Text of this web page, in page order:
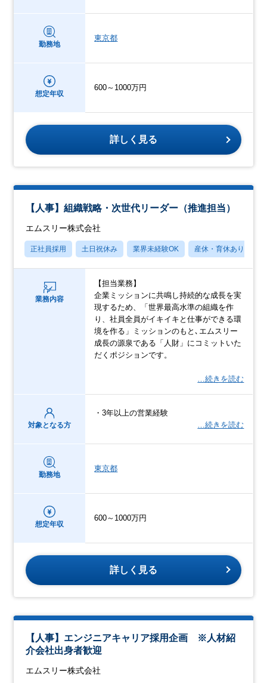
勤務地
東京都
想定年収
600～1000万円
詳しく見る
【人事】組織戦略・次世代リーダー（推進担当）
エムスリー株式会社
正社員採用 土日祝休み 業界未経験OK 産休・育休あり
業務内容
【担当業務】
企業ミッションに共鳴し持続的な成長を実
現するため、「世界最高水準の組織を作
り、社員全員がイキイキと仕事ができる環
境を作る」ミッションのもと､エムスリー
成長の源泉である「人財」にコミットいた
だくポジションです。
…続きを読む
対象となる方
・3年以上の営業経験
…続きを読む
勤務地
東京都
想定年収
600～1000万円
詳しく見る
【人事】エンジニアキャリア採用企画 ※人材紹
介会社出身者歓迎
エムスリー株式会社